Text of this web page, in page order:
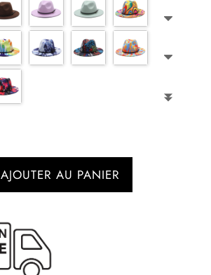
AJOUTER AU PANIER